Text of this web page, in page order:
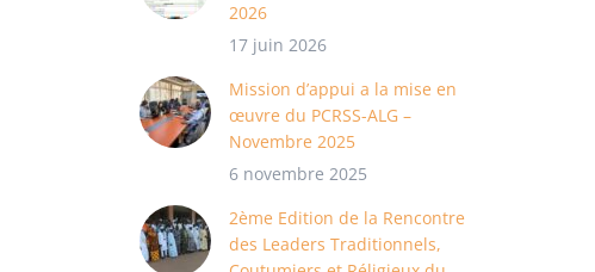
2026
17 juin 2026
Mission d’appui a la mise en
œuvre du PCRSS-ALG –
Novembre 2025
6 novembre 2025
2ème Edition de la Rencontre
des Leaders Traditionnels,